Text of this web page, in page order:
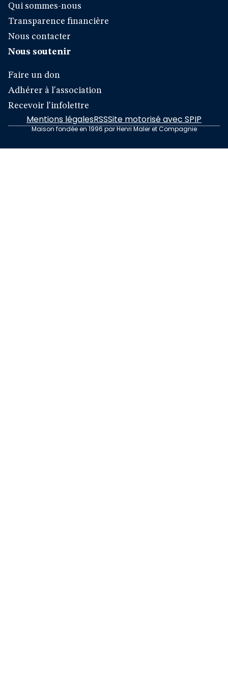
Qui sommes-nous
Transparence financière
Nous contacter
Nous soutenir
Faire un don
Adhérer à l'association
Recevoir l'infolettre
Mentions légalesRSSSite motorisé avec SPIP
Maison fondée en 1996 par Henri Maler et Compagnie